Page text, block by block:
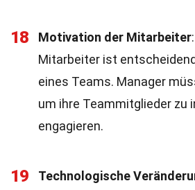
18 Motivation der Mitarbeiter
Mitarbeiter ist
eines Teams. Manager
um ihre Teammitglieder zu
engagieren.
19 Technologische